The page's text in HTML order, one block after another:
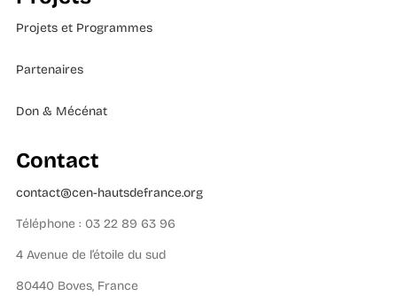
Projets et Programmes
Partenaires
Don & Mécénat
Contact
contact@cen-hautsdefrance.org
Téléphone : 03 22 89 63 96
4 Avenue de l’étoile du sud
80440 Boves, France